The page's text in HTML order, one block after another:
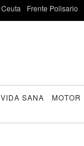
Ceuta Frente Polisario
VIDA SANA MOTOR